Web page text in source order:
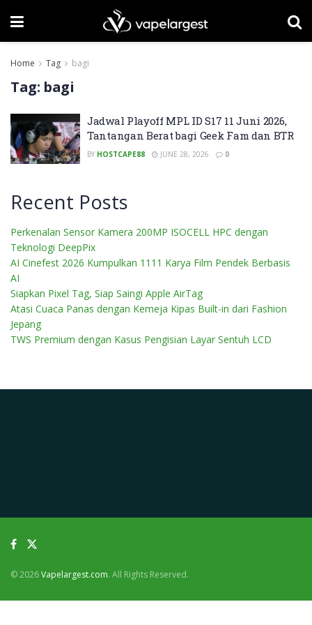
Home Tag bagi
Tag: bagi
Jadwal Playoff MPL ID S17 11 Juni 2026,
Tantangan Berat bagi Geek Fam dan BTR
BY HOSTCAPE88 JUNE 28, 2026 0
Recent Posts
Perkenalan Sensor Kamera 200MP ISOCELL HPC dengan
Teknologi DeepPix
AI Cinefest 2026 Kumpulkan 1111 Karya Film Pendek Berbasis
AI
Siapkan Pixel Tag, Siap Saingi Apple AirTag
Atasi Cuaca Panas dengan Kemeja Kipas Built-in dari Fashion
Jepang
TWS Premium dengan Kasus Pengisian Layar Sentuh LCD
© 2026Vapelargest.com. All Rights Reserved.